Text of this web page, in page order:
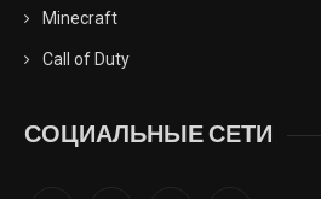
Minecraft
Call of Duty
СОЦИАЛЬНЫЕ СЕТИ